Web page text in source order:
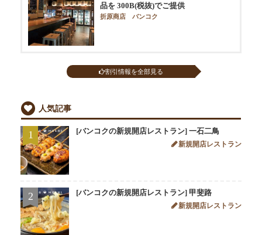
品を 300B(税抜)でご提供
折原商店 バンコク
割引情報を全部見る
人気記事
1 [バンコクの新規開店レストラン] 一石二鳥
新規開店レストラン
2 [バンコクの新規開店レストラン] 甲斐路
新規開店レストラン